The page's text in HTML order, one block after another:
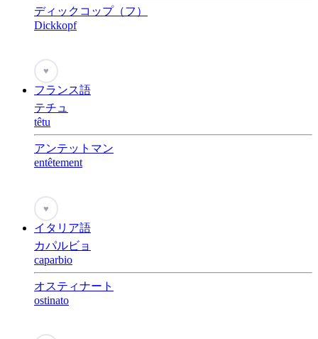
ディックコップ（フ）
Dickkopf
♥
フランス語
テチュ
têtu
アンテットマン
entêtement
♥
イタリア語
カパルビョ
caparbio
オスティナート
ostinato